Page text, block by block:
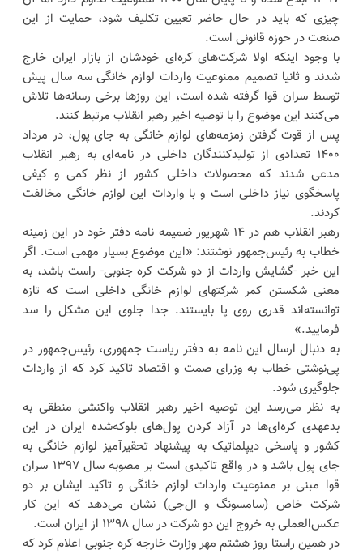
چیزی که باید در حال حاضر تعیین تکلیف شود، حمایت از این
صنعت در حوزه قانونی است.
با وجود اینکه اولا شرکت‌های کره‌ای خودشان از بازار ایران خارج
شدند و ثانیا تصمیم ممنوعیت واردات لوازم خانگی سه سال پیش
توسط سران قوا گرفته شده است، این روزها برخی رسانه‌ها تلاش
می‌کنند این موضوع را با توصیه اخیر رهبر انقلاب مرتبط کنند.
پس از قوت گرفتن زمزمه‌های لوازم خانگی به جای پول، در مرداد
۱۴۰۰ تعدادی از تولیدکنندگان داخلی در نامه‌ای به رهبر انقلاب
مدعی شدند که محصولات داخلی کشور از نظر کمی و کیفی
پاسخگوی نیاز داخلی است و با واردات این لوازم خانگی مخالفت
کردند.
رهبر انقلاب هم در ۱۴ شهریور ضمیمه نامه دفتر خود در این زمینه
خطاب به رئیس‌جمهور نوشتند: «این‌ موضوع بسیار مهمی است. اگر
این خبر -گشایش واردات از دو شرکت کره جنوبی- راست باشد، به
معنی شکستن کمر شرکتهای لوازم خانگی داخلی است که تازه
توانسته‌اند قدری روی پا بایستند. جدا جلوی این مشکل را سد
فرمایید.»
به دنبال ارسال این نامه به دفتر ریاست جمهوری، رئیس‌جمهور در
پی‌نوشتی خطاب به وزرای صمت و اقتصاد تاکید کرد که از واردات
جلوگیری شود.
به نظر می‌رسد این توصیه اخیر رهبر انقلاب واکنشی منطقی به
بدعهدی کره‌ای‌ها در آزاد کردن پول‌های بلوکه‌شده ایران در این
کشور و پاسخی دیپلماتیک به پیشنهاد تحقیرآمیز لوازم خانگی به
جای پول باشد و در واقع تاکیدی است بر مصوبه سال ۱۳۹۷ سران
قوا مبنی بر ممنوعیت واردات لوازم خانگی و تاکید ایشان بر دو
شرکت خاص (سامسونگ و ال‌جی) نشان می‌دهد که این کار
عکس‌العملی به خروج این دو شرکت در سال ۱۳۹۸ از ایران است.
در همین راستا روز هشتم مهر وزارت خارجه کره جنوبی اعلام کرد که